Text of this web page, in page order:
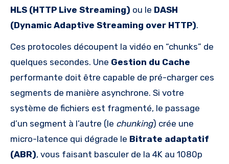
HLS (HTTP Live Streaming) ou le DASH
(Dynamic Adaptive Streaming over HTTP).
Ces protocoles découpent la vidéo en “chunks” de
quelques secondes. Une Gestion du Cache
performante doit être capable de pré-charger ces
segments de manière asynchrone. Si votre
système de fichiers est fragmenté, le passage
d’un segment à l’autre (le chunking) crée une
micro-latence qui dégrade le Bitrate adaptatif
(ABR), vous faisant basculer de la 4K au 1080p